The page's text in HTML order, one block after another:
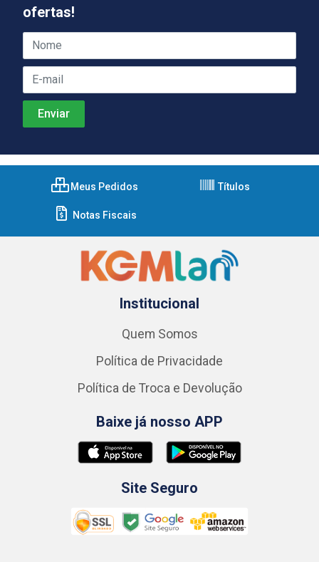
ofertas!
Meus Pedidos Títulos
Notas Fiscais
Institucional
Quem Somos
Política de Privacidade
Política de Troca e Devolução
Baixe já nosso APP
Site Seguro